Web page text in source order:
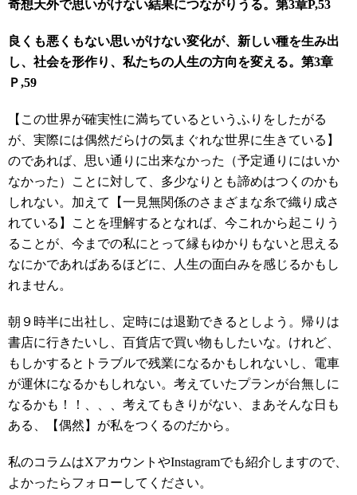
奇想天外で思いがけない結果につながりうる。第3章P,53
良くも悪くもない思いがけない変化が、新しい種を生み出
し、社会を形作り、私たちの人生の方向を変える。第3章
Ｐ,59
【この世界が確実性に満ちているというふりをしたがる
が、実際には偶然だらけの気まぐれな世界に生きている】
のであれば、思い通りに出来なかった（予定通りにはいか
なかった）ことに対して、多少なりとも諦めはつくのかも
しれない。加えて【一見無関係のさまざまな糸で織り成さ
れている】ことを理解するとなれば、今これから起こりう
ることが、今までの私にとって縁もゆかりもないと思える
なにかであればあるほどに、人生の面白みを感じるかもし
れません。
朝９時半に出社し、定時には退勤できるとしよう。帰りは
書店に行きたいし、百貨店で買い物もしたいな。けれど、
もしかするとトラブルで残業になるかもしれないし、電車
が運休になるかもしれない。考えていたプランが台無しに
なるかも！！、、、考えてもきりがない、まあそんな日も
ある、【偶然】が私をつくるのだから。
私のコラムはXアカウントやInstagramでも紹介しますので、
よかったらフォローしてください。